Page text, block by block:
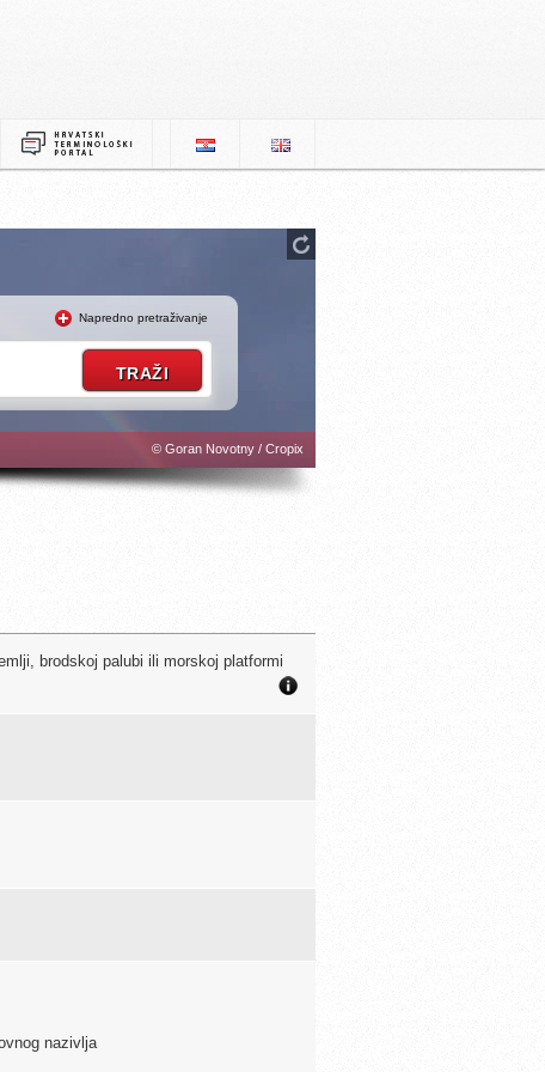
Napredno pretraživanje
© Goran Novotny / Cropix
brodskoj palubi ili morskoj platformi
nazivlja